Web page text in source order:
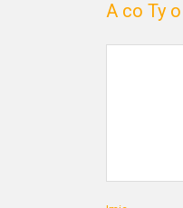
A co Ty